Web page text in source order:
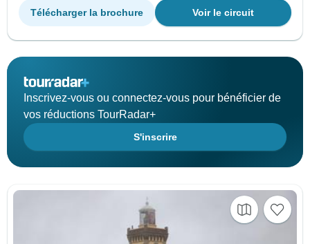
Voir le circuit
Télécharger la brochure
Inscrivez-vous ou connectez-vous pour bénéficier de
vos réductions TourRadar+
S'inscrire